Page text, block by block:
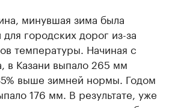
минувшая зима была
городских дорог из-за
температуры. Начиная с
в Казани выпало 265 мм
выше зимней нормы. Годом
176 мм. В результате, уже